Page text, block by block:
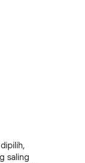
saling